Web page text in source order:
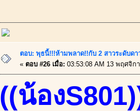
ตอบ: พุธนี้!!!ห้ามพลาด!!กับ 2 สาวระดับดา
« ตอบ #26 เมื่อ: 03:53:08 AM 13 พฤศจิก
((น้อง